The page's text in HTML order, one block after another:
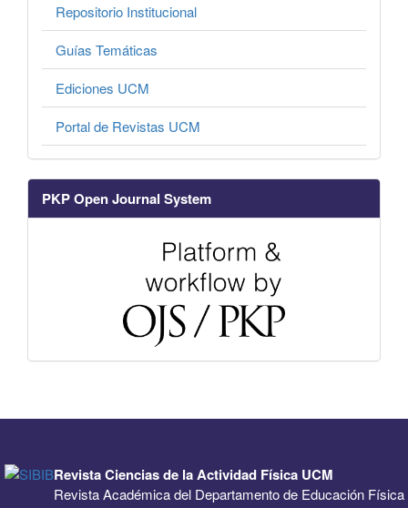
Repositorio Institucional
Guías Temáticas
Ediciones UCM
Portal de Revistas UCM
PKP Open Journal System
Revista Ciencias de la Actividad Física UCM
Revista Académica del Departamento de Educación Física